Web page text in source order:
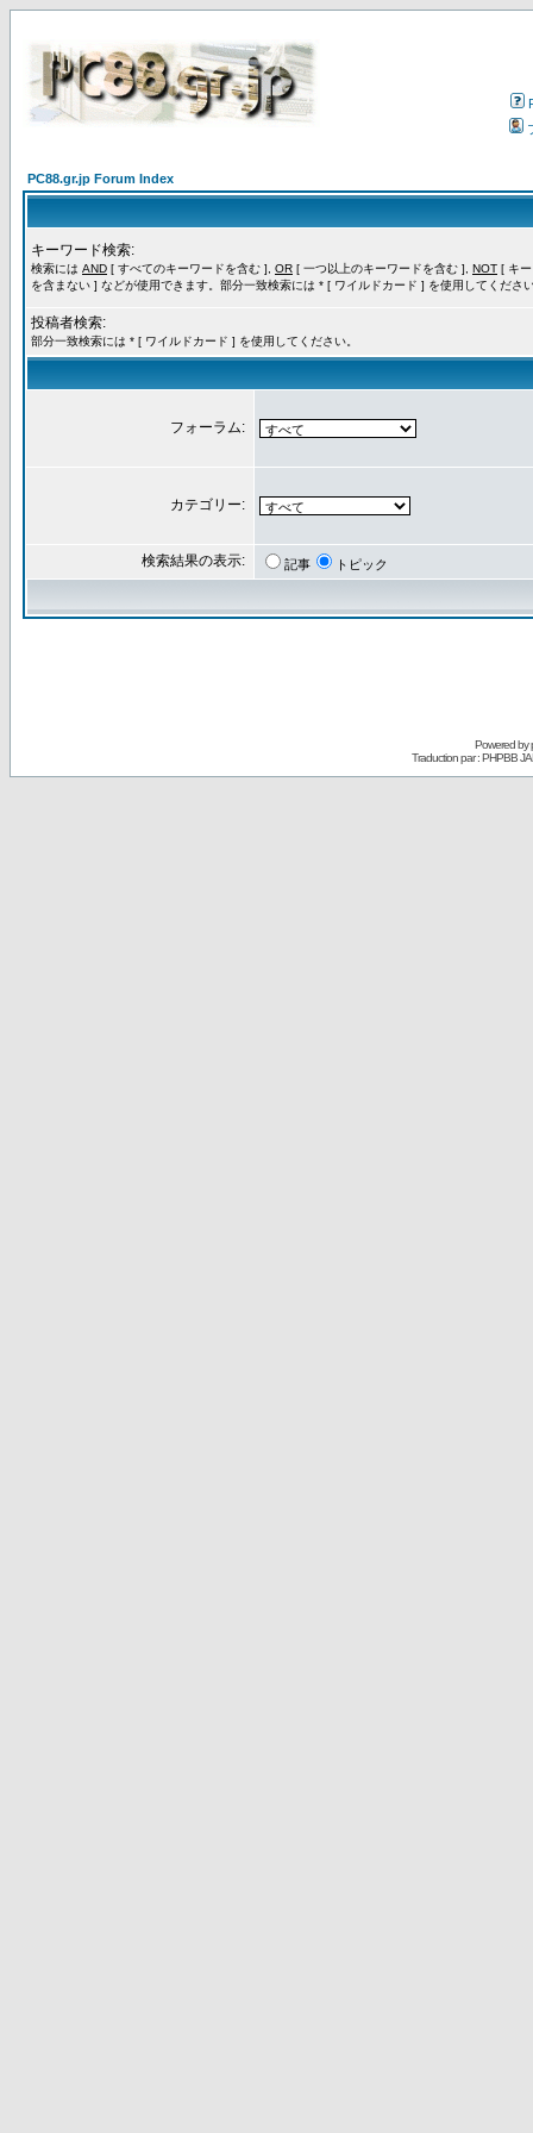
PC88.gr.jp Forum Index
キーワード検索:
検索には AND [ すべてのキーワードを含む ], OR [ 一つ以上のキーワードを含む ], NOT [ キ
を含まない ] などが使用できます。部分一致検索には * [ ワイルドカード ] を使用してくださ
投稿者検索:
部分一致検索には * [ ワイルドカード ] を使用してください。
フォーラム:
カテゴリー:
検索結果の表示: 記事 トピック
Powered by
Traduction par : PHPBB